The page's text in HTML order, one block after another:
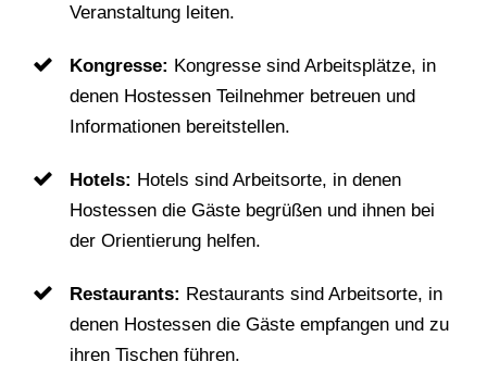
Veranstaltung leiten.
Kongresse: Kongresse sind Arbeitsplätze, in
denen Hostessen Teilnehmer betreuen und
Informationen bereitstellen.
Hotels: Hotels sind Arbeitsorte, in denen
Hostessen die Gäste begrüßen und ihnen bei
der Orientierung helfen.
Restaurants: Restaurants sind Arbeitsorte, in
denen Hostessen die Gäste empfangen und zu
ihren Tischen führen.